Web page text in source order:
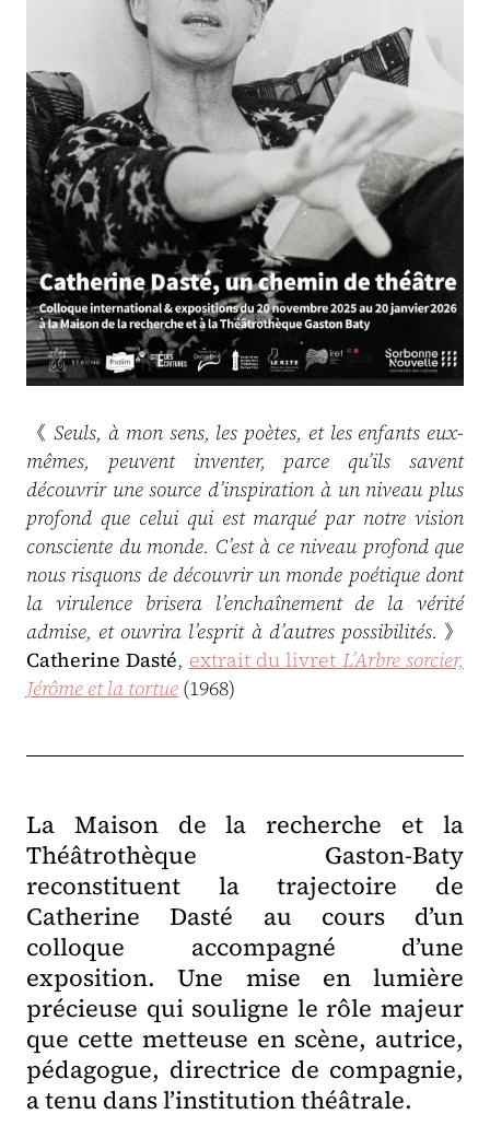
《Seuls, à mon sens, les poètes, et les enfants eux-
mêmes, peuvent inventer, parce qu’ils savent
découvrir une source d’inspiration à un niveau plus
profond que celui qui est marqué par notre vision
consciente du monde. C’est à ce niveau profond que
nous risquons de découvrir un monde poétique dont
la virulence brisera l’enchaînement de la vérité
admise, et ouvrira l’esprit à d’autres possibilités. 》
Catherine Dasté, extrait du livret L’Arbre sorcier,
Jérôme et la tortue (1968)
La Maison de la recherche et la
Théâtrothèque Gaston-Baty
reconstituent la trajectoire de
Catherine Dasté au cours d’un
colloque accompagné d’une
exposition. Une mise en lumière
précieuse qui souligne le rôle majeur
que cette metteuse en scène, autrice,
pédagogue, directrice de compagnie,
a tenu dans l’institution théâtrale.